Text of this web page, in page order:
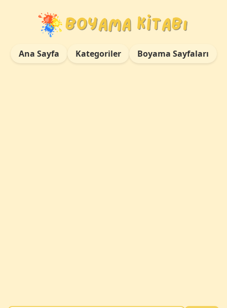
Ana Sayfa Kategoriler Boyama Sayfaları